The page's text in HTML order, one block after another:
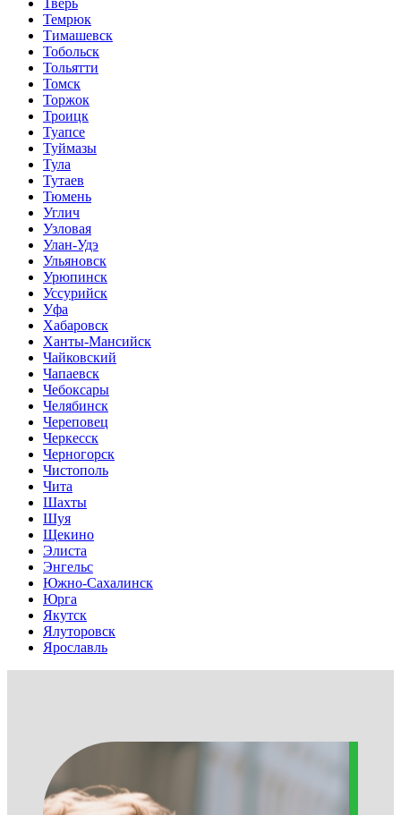
Тверь
Темрюк
Тимашевск
Тобольск
Тольятти
Томск
Торжок
Троицк
Туапсе
Туймазы
Тула
Тутаев
Тюмень
Углич
Узловая
Улан-Удэ
Ульяновск
Урюпинск
Уссурийск
Уфа
Хабаровск
Ханты-Мансийск
Чайковский
Чапаевск
Чебоксары
Челябинск
Череповец
Черкесск
Черногорск
Чистополь
Чита
Шахты
Шуя
Щекино
Элиста
Энгельс
Южно-Сахалинск
Юрга
Якутск
Ялуторовск
Ярославль